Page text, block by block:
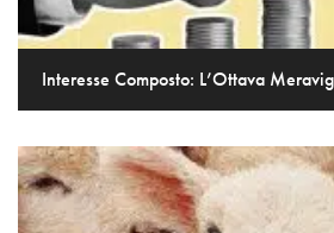
Interesse Composto: L’Ottava